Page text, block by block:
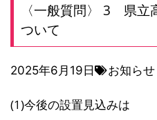
〈一般質問〉 3 県立
ついて
2025年6月19日 お知らせ
(1)今後の設置見込みは